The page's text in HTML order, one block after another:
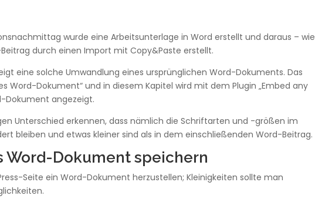
wurde eine Arbeitsunterlage in Word erstellt und daraus – wie
durch einen Import mit Copy&Paste erstellt.
eine solche Umwandlung eines ursprünglichen Word-Dokuments. Das
Word-Dokument“ und in diesem Kapitel wird mit dem Plugin „Embed any
Dokument angezeigt.
Unterschied erkennen, dass nämlich die Schriftarten und -größen im
bleiben und etwas kleiner sind als in dem einschließenden Word-Beitrag.
Word-Dokument speichern
Seite ein Word-Dokument herzustellen; Kleinigkeiten sollte man